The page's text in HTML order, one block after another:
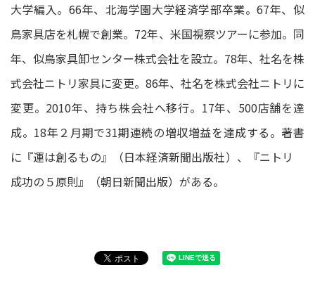
大学編入。66年、北海学園大学経済学部卒業。67年、似
鳥家具店を札幌で創業。72年、米国視察ツアーに参加。同
年、似鳥家具卸センター株式会社を設立。78年、社名を株
式会社ニトリ家具に変更。86年、社名を株式会社ニトリに
変更。2010年、持ち株会社へ移行。17年、500店舗を達
成。18年２月期で31期連続の増収増益を達成する。著書
に『運は創るもの』（日本経済新聞出版社）、『ニトリ
成功の５原則』（朝日新聞出版）がある。